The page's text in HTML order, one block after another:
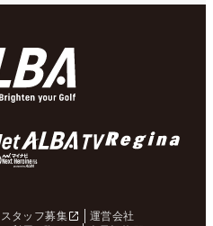
スタッフ募集
運営会社